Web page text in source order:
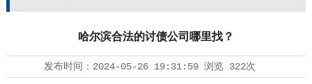
哈尔滨合法的讨债公司哪里找？
发布时间： 2024-05-26 19:31:59浏览 322次